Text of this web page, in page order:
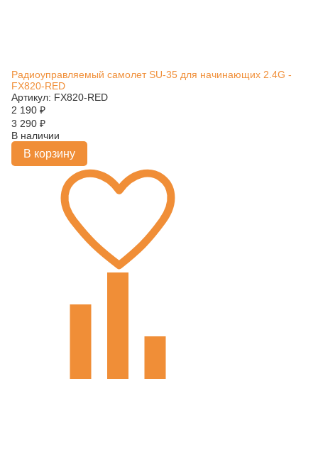
Радиоуправляемый самолет SU-35 для начинающих 2.4G -
FX820-RED
Артикул: FX820-RED
2 190 ₽
3 290 ₽
В наличии
В корзину